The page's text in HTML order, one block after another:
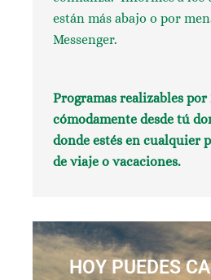
están más abajo o por
Messenger.
Programas realizables por
cómodamente desde tú
donde estés en cualquier
de viaje o vacaciones.
HOY PUEDES